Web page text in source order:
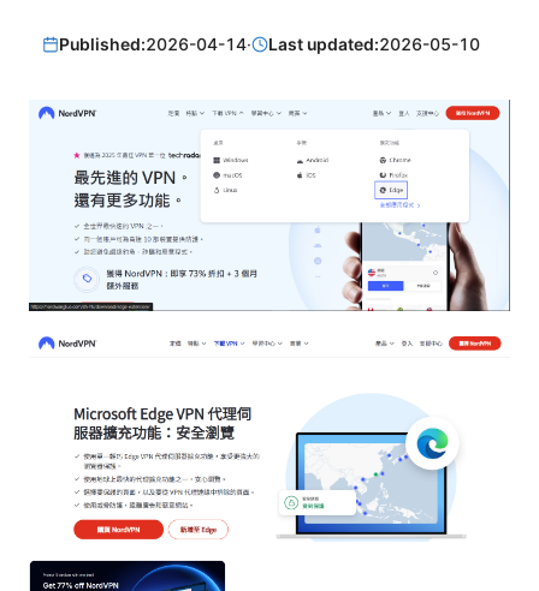
Published:2026-04-14· Last updated:2026-05-10